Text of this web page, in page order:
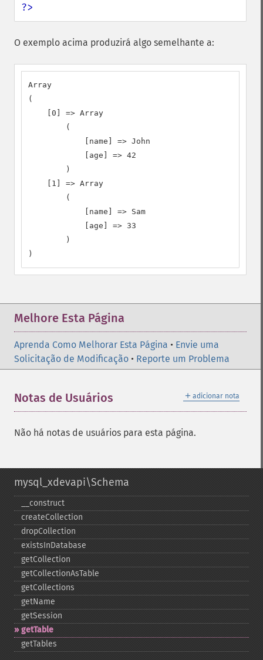
?>
O exemplo acima produzirá algo semelhante a:
Array
(
    [0] => Array
        (
            [name] => John
            [age] => 42
        )
    [1] => Array
        (
            [name] => Sam
            [age] => 33
        )
)
Melhore Esta Página
Aprenda Como Melhorar Esta Página • Envie uma
Solicitação de Modificação • Reporte um Problema
＋ adicionar nota
Notas de Usuários
Não há notas de usuários para esta página.
mysql_xdevapi\Schema
_​_​construct
createCollection
dropCollection
existsInDatabase
getCollection
getCollectionAsTable
getCollections
getName
getSession
getTable
getTables